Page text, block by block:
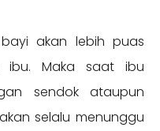
akan lebih puas
ibu. Maka saat ibu
sendok ataupun
selalu menunggu